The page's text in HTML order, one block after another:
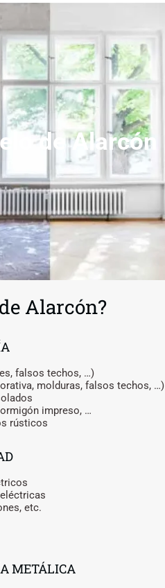
de Alarcón
Alarcón?
falsos techos, …)
molduras, falsos techos, …)
impreso, …
rústicos
etc.
METÁLICA